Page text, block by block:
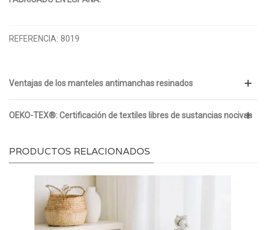
REFERENCIA: 8019
Ventajas de los manteles antimanchas resinados
OEKO-TEX®: Certificación de textiles libres de sustancias nocivas
PRODUCTOS RELACIONADOS